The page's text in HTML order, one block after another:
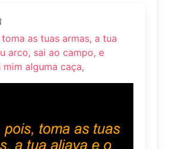
as tuas armas, a tua
arco, sai ao campo, e
mim alguma caça,